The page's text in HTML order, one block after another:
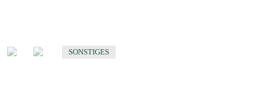
SONSTIGES